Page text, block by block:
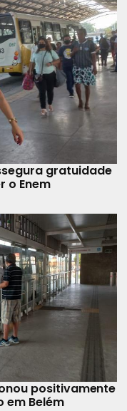
gratuidade
o Enem
positivamente
em Belém